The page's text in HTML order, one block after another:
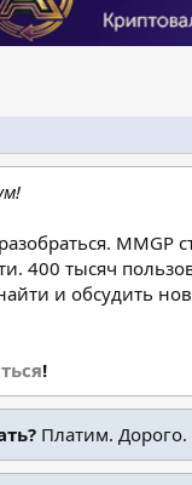
400 тысяч
и обсудить
!
Платим. Дорого.